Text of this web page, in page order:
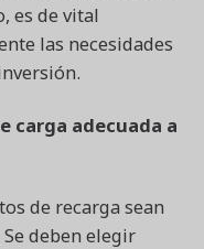
es de vital
las necesidades
carga adecuada a
de recarga sean
deben elegir